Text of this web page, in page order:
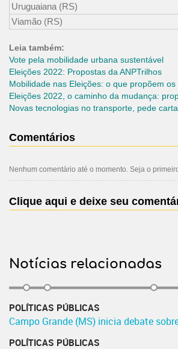
Uruguaiana (RS)
Viamão (RS)
Leia também:
Vote pela mobilidade urbana sustentável
Eleições 2022: Propostas da ANPTrilhos
Mobilidade nas Eleições: o que propõem
Eleições 2022, o caminho da mudança:
Novas tecnologias no transporte, pede
Comentários
Nenhum comentário até o momento. Seja o
Clique aqui e deixe seu
Notícias relacionadas
POLÍTICAS PÚBLICAS
Campo Grande (MS) inicia debate
POLÍTICAS PÚBLICAS